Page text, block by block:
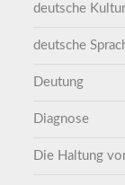
deutsche
deutsche
Deutung
Diagnose
Die Haltung